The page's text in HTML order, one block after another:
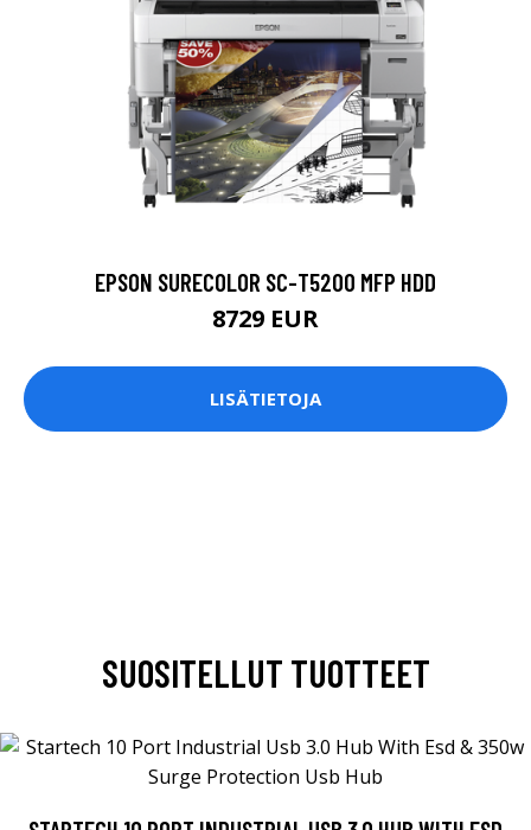
EPSON SURECOLOR SC-T5200 MFP HDD
8729 EUR
LISÄTIETOJA
SUOSITELLUT TUOTTEET